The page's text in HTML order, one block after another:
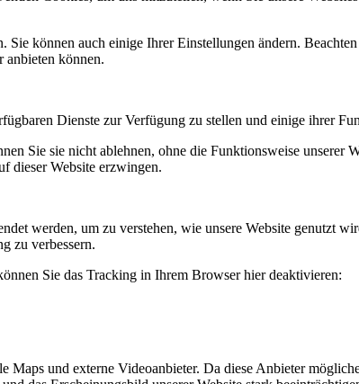
können auch einige Ihrer Einstellungen ändern.
anbieten können.
Dienste zur Verfügung zu stellen und einige ihrer
Sie sie nicht ablehnen, ohne die Funktionsweise unserer
dieser Website erzwingen.
werden, um zu verstehen, wie unsere Website genutzt
zu verbessern.
Sie das Tracking in Ihrem Browser hier deaktivieren:
und externe Videoanbieter. Da diese Anbieter